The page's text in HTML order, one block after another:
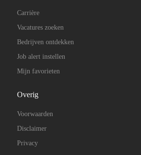
Carrière
Vacatures zoeken
Bedrijven ontdekken
Job alert instellen
Mijn favorieten
Overig
Voorwaarden
Disclaimer
Privacy